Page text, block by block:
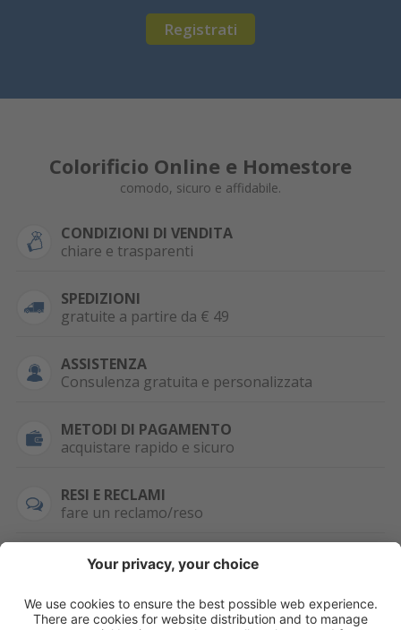
Registrati
Colorificio Online e Homestore
comodo, sicuro e affidabile.
CONDIZIONI DI VENDITA
chiare e trasparenti
SPEDIZIONI
gratuite a partire da € 49
ASSISTENZA
Consulenza gratuita e personalizzata
METODI DI PAGAMENTO
acquistare rapido e sicuro
RESI E RECLAMI
fare un reclamo/reso
SEMPRE DISPONIBILE
0471 506798
WHATSAPP
HAI LA PARTITA